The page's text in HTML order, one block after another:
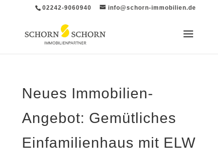
02242-9060940 info@schorn-immobilien.de
Neues Immobilien-
Angebot: Gemütliches
Einfamilienhaus mit ELW